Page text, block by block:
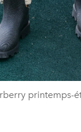
printemps-